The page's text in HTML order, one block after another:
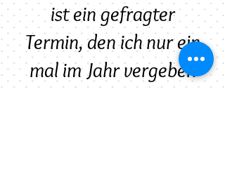
ist ein gefragter
Termin, den ich nur ein
mal im Jahr vergeben